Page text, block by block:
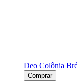
Deo Colônia
Comprar